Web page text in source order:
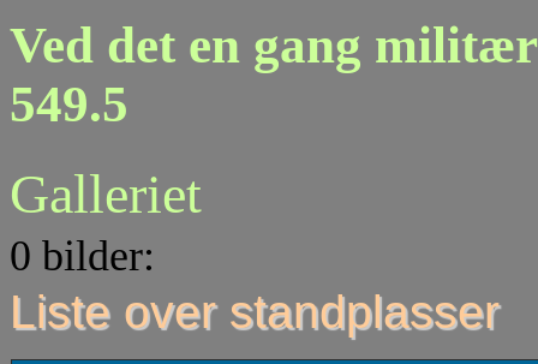
Ved det en gang
549.5
Galleriet
0 bilder:
Liste over standplasser